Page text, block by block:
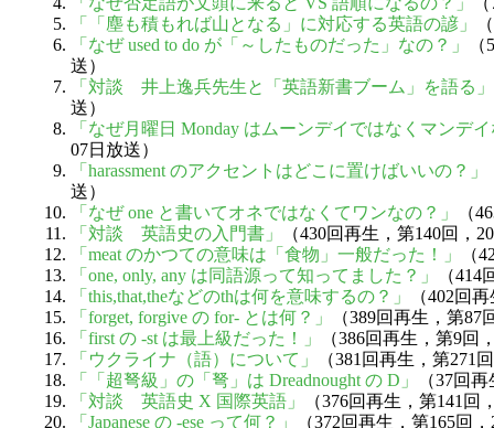
「「塵も積もれば山となる」に対応する英語の諺」
「なぜ used to do が「～したものだった」なの？」
送）
「対談 井上逸兵先生と「英語新書ブーム」を語る」
送）
「なぜ月曜日 Monday はムーンデイではなくマンデ
07日放送）
「harassment のアクセントはどこに置けばいいの？」
送）
「なぜ one と書いてオネではなくてワンなの？」
（
「対談 英語史の入門書」
（430回再生，第140回，
「meat のかつての意味は「食物」一般だった！」
（
「one, only, any は同語源って知ってました？」
（
「this,that,theなどのthは何を意味するの？」
（402回
「forget, forgive の for- とは何？」
（389回再生，第87
「first の -st は最上級だった！」
（386回再生，第9回
「ウクライナ（語）について」
（381回再生，第271
「「超弩級」の「弩」は Dreadnought の D」
（37回
「対談 英語史 X 国際英語」
（376回再生，第141回
「Japanese の -ese って何？」
（372回再生，第165回